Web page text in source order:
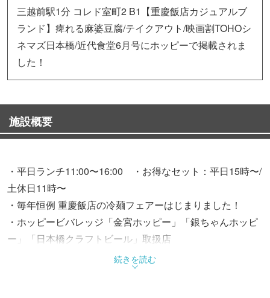
三越前駅1分 コレド室町2 B1【重慶飯店カジュアルブ
ランド】痺れる麻婆豆腐/テイクアウト/映画割TOHOシ
ネマズ日本橋/近代食堂6月号にホッピーで掲載されま
した！
施設概要
・平日ランチ11:00〜16:00 ・お得なセット：平日15時〜/
土休日11時〜
・毎年恒例 重慶飯店の冷麺フェアーはじまりました！
・ホッピービバレッジ「金宮ホッピー」「銀ちゃんホッピ
ー」「日本橋クラフトビール」取扱店
・飲み放題15時よりご予約限定♪【気軽に4500円】【夏の
飲み放題プラン5000円】【フカヒレ付き7000円♪】
続きを読む